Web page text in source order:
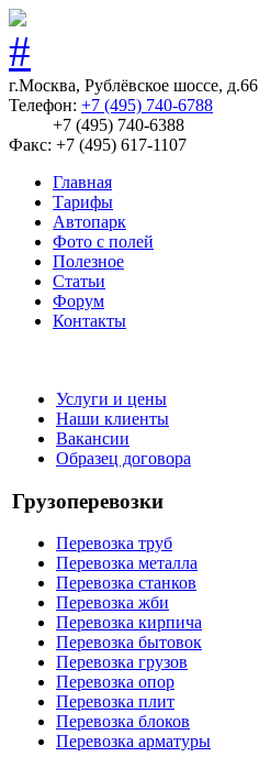
г.Москва, Рублёвское шоссе, д.66
Телефон: +7 (495) 740-6788
+7 (495) 740-6388
Факс: +7 (495) 617-1107
Главная
Тарифы
Автопарк
Фото с полей
Полезное
Статьи
Форум
Контакты
Услуги и цены
Наши клиенты
Вакансии
Образец договора
Грузоперевозки
Перевозка труб
Перевозка металла
Перевозка станков
Перевозка жби
Перевозка кирпича
Перевозка бытовок
Перевозка грузов
Перевозка опор
Перевозка плит
Перевозка блоков
Перевозка арматуры